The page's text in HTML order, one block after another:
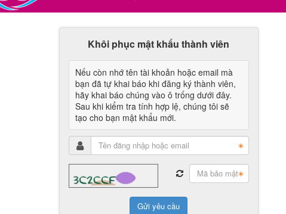
Khôi phục mật khẩu thành viên
Nếu còn nhớ tên tài khoản hoặc email mà
bạn đã tự khai báo khi đăng ký thành viên,
hãy khai báo chúng vào ô trống dưới đây.
Sau khi kiểm tra tính hợp lệ, chúng tôi sẽ
tạo cho bạn mật khẩu mới.
Gửi yêu cầu